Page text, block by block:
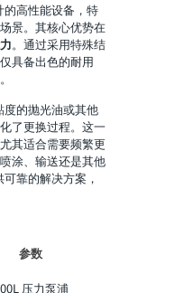
的高性能设备，特
景。其核心优势在
。通过采用特殊结
具备出色的耐用
度的抛光油或其他
了更换过程。这一
其适合需要频繁更
涂、输送还是其他
靠的解决方案，
参数
压力泵浦